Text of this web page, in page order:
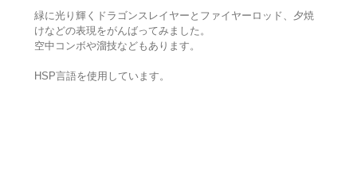
緑に光り輝くドラゴンスレイヤーとファイヤーロッド、夕焼
けなどの表現をがんばってみました。
空中コンボや溜技などもあります。
HSP言語を使用しています。